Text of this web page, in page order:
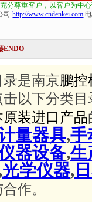
充分尊重客户，以客户为中
司http://www.cndenkei.com
ENDO
是南京鹏
以下分类
原装进口产品
量器具,手
器设备,生
光学仪器,
作。